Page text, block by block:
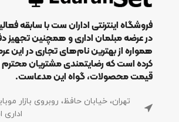
فروشگاه اینترنتی اداران ست با سابقه
در عرضه مبلمان اداری و همچنین تجهیز
همواره از بهترین نام‌های تجاری در این
کرده است که رضایتمندی مشتریان محترم
قیمت محصولات، گواه این مدعاست.
تهران، خیابان حافظ، روبروی بازار
اداری